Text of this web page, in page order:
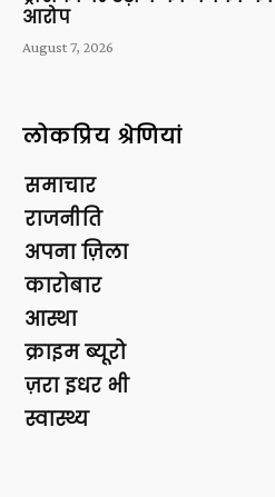
आरोप
August 7, 2026
लोकप्रिय श्रेणियां
समाचार
राजनीति
अपना ज़िला
कारोबार
आस्था
क्राइम ब्यूरो
ज़रा इधर भी
स्वास्थ्य